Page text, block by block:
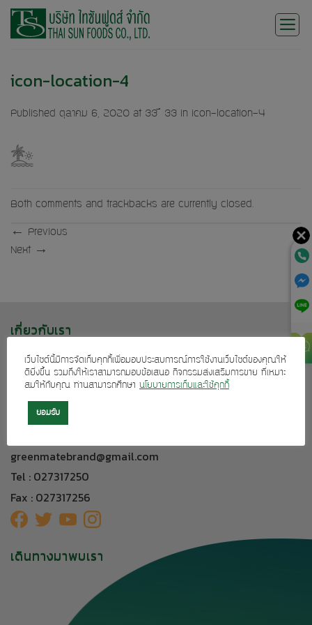
Skip
icon-location-4
Published ตุลาคม 6, 2020 at 33 × 33 in icon-location-4
Both comments and trackbacks are currently closed.
←
Previous
Next →
เกี่ยวกับเรา
บริการลูกค้า
ผลิตภัณฑ์ของเรา
ติดต่อเรา
304 อาคารทีเอฟ ถนนศรีนครินทร์ แขวงหัวหมาก เขตบางกะปิ
greenmatebrand@gmail.com
Tel : 027317250
Fax : 027317256
เดินทางมาพบเรา
เว็บไซต์นี้มีการจัดเก็บคุกกี้เพื่อมอบประสบการณ์การใช้งานเว็บไซต์ของคุณให้
ดียิ่งขึ้น รวมถึงให้เราสามารถมอบข้อเสนอ กิจกรรมส่งเสริมการขาย ที่เหมาะ
สมให้กับคุณ ท่านสามารถศึกษา นโยบายการเก็บและใช้คุกกี้
ยอมรับ